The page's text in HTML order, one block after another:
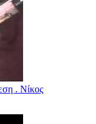
. Νίκος